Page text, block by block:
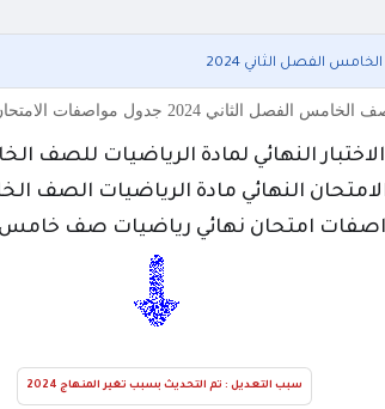
الفصل الثاني 2024
مادة الرياضيات الصف الخامس الفصل الثاني 2024
النهائي لمادة الرياضيات للصف
النهائي مادة الرياضيات الصف
امتحان نهائي رياضيات صف خامس
سبب التعديل : تم التحديث بسبب تغير المنهاج 2024